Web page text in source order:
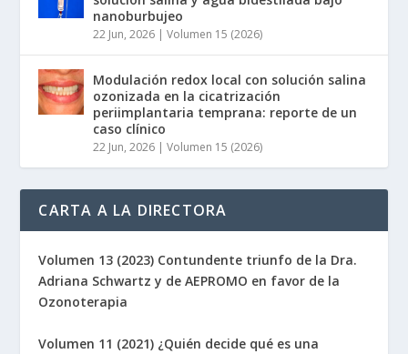
nanoburbujeo
22 Jun, 2026 |Volumen 15 (2026)
Modulación redox local con solución salina
ozonizada en la cicatrización
periimplantaria temprana: reporte de un
caso clínico
22 Jun, 2026 |Volumen 15 (2026)
CARTA A LA DIRECTORA
Volumen 13 (2023) Contundente triunfo de la Dra.
Adriana Schwartz y de AEPROMO en favor de la
Ozonoterapia
Volumen 11 (2021) ¿Quién decide qué es una